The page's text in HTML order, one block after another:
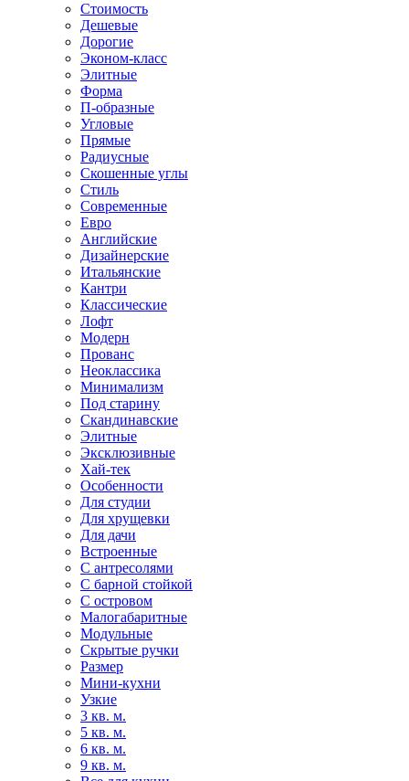
Стоимость
Дешевые
Дорогие
Эконом-класс
Элитные
Форма
П-образные
Угловые
Прямые
Радиусные
Скошенные углы
Стиль
Современные
Евро
Английские
Дизайнерские
Итальянские
Кантри
Классические
Лофт
Модерн
Прованс
Неоклассика
Минимализм
Под старину
Скандинавские
Элитные
Эксклюзивные
Хай-тек
Особенности
Для студии
Для хрущевки
Для дачи
Встроенные
С антресолями
С барной стойкой
С островом
Малогабаритные
Модульные
Скрытые ручки
Размер
Мини-кухни
Узкие
3 кв. м.
5 кв. м.
6 кв. м.
9 кв. м.